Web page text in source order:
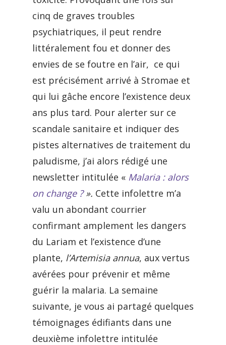
cinq de graves troubles
psychiatriques, il peut rendre
littéralement fou et donner des
envies de se foutre en l’air, ce qui
est précisément arrivé à Stromae et
qui lui gâche encore l’existence deux
ans plus tard. Pour alerter sur ce
scandale sanitaire et indiquer des
pistes alternatives de traitement du
paludisme, j’ai alors rédigé une
newsletter intitulée « Malaria : alors
on change ?». Cette infolettre m’a
valu un abondant courrier
confirmant amplement les dangers
du Lariam et l’existence d’une
plante, l’Artemisia annua, aux vertus
avérées pour prévenir et même
guérir la malaria. La semaine
suivante, je vous ai partagé quelques
témoignages édifiants dans une
deuxième infolettre intitulée